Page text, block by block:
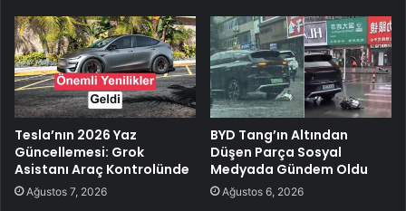
Tesla’nın 2026 Yaz
Güncellemesi: Grok
Asistanı Araç Kontrolünde
Ağustos 7, 2026
BYD Tang’ın Altından
Düşen Parça Sosyal
Medyada Gündem Oldu
Ağustos 6, 2026